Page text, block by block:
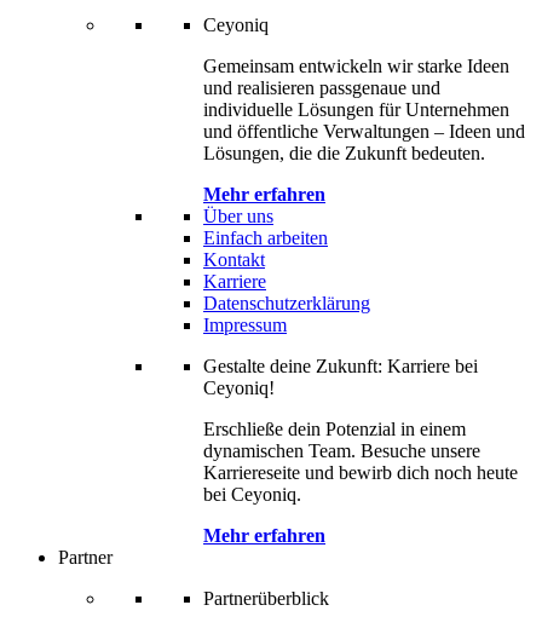
Ceyoniq
Gemeinsam entwickeln wir starke Ideen
und realisieren passgenaue und
individuelle Lösungen für Unternehmen
und öffentliche Verwaltungen – Ideen und
Lösungen, die die Zukunft bedeuten.
Mehr erfahren
Über uns
Einfach arbeiten
Kontakt
Karriere
Datenschutzerklärung
Impressum
Gestalte deine Zukunft: Karriere bei
Ceyoniq!
Erschließe dein Potenzial in einem
dynamischen Team. Besuche unsere
Karriereseite und bewirb dich noch heute
bei Ceyoniq.
Mehr erfahren
Partner
Partnerüberblick